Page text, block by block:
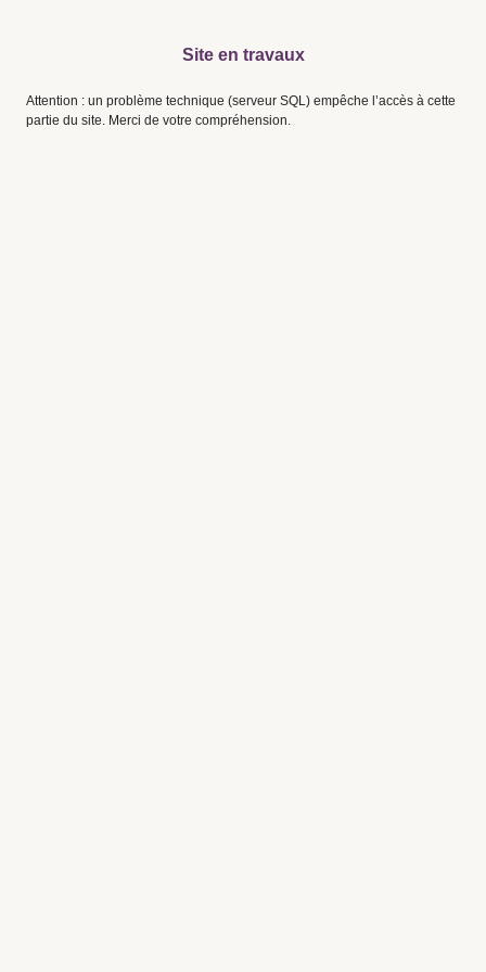
Site en travaux
Attention : un problème technique (serveur SQL) empêche l’accès à cette
partie du site. Merci de votre compréhension.